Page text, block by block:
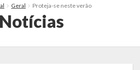
Geral Proteja-se neste verão
Notícias